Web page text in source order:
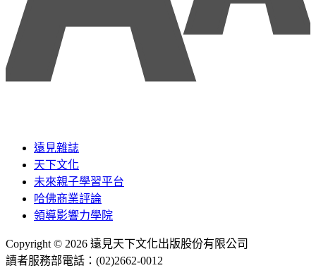
遠見雜誌
天下文化
未來親子學習平台
哈佛商業評論
領導影響力學院
Copyright © 2026 遠見天下文化出版股份有限公司
讀者服務部電話：(02)2662-0012